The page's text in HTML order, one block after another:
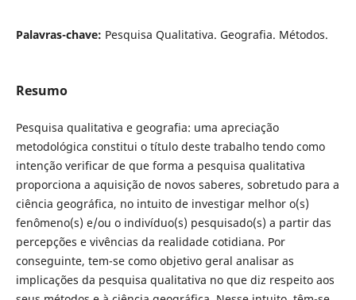
Palavras-chave: Pesquisa Qualitativa. Geografia. Métodos.
Resumo
Pesquisa qualitativa e geografia: uma apreciação
metodológica constitui o título deste trabalho tendo como
intenção verificar de que forma a pesquisa qualitativa
proporciona a aquisição de novos saberes, sobretudo para a
ciência geográfica, no intuito de investigar melhor o(s)
fenômeno(s) e/ou o indivíduo(s) pesquisado(s) a partir das
percepções e vivências da realidade cotidiana. Por
conseguinte, tem-se como objetivo geral analisar as
implicações da pesquisa qualitativa no que diz respeito aos